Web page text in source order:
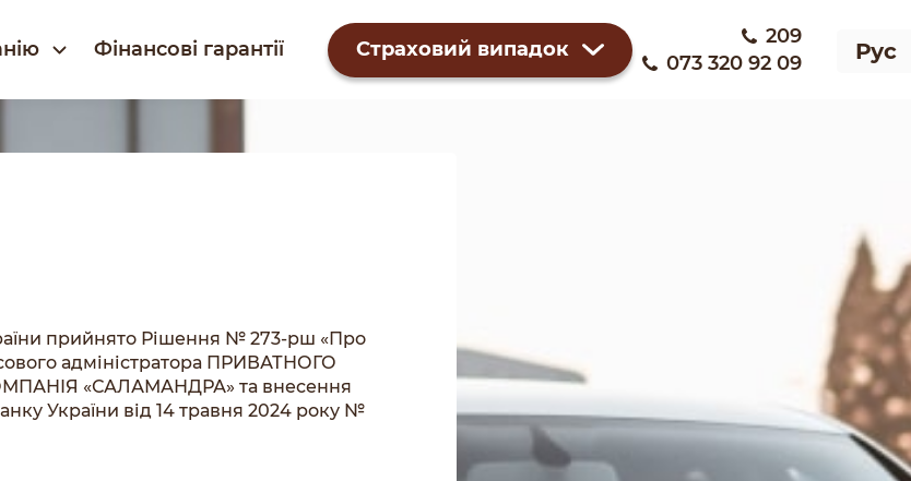
Фінансові гарантії Страховий випадок
209
073 320 92 09
Рус
прийнято Рішення № 273-рш «Про
адміністратора ПРИВАТНОГО
«САЛАМАНДРА» та внесення
України від 14 травня 2024 року №